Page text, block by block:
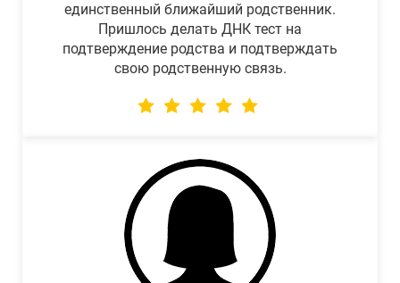
единственный ближайший родственник.
Пришлось делать ДНК тест на
подтверждение родства и подтверждать
свою родственную связь.